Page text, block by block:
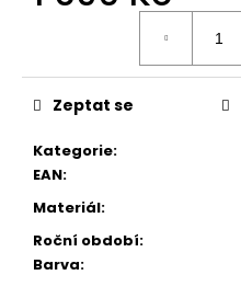
Kategorie:
EAN:
Materiál:
Roční období:
Barva:
Zeptat se